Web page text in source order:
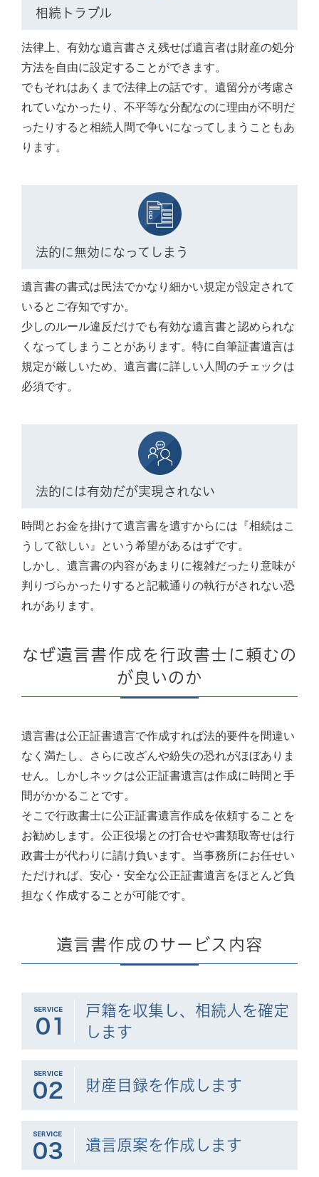
相続トラブル
法律上、有効な遺言書さえ残せば遺言者は財産の処分
方法を自由に設定することができます。
でもそれはあくまで法律上の話です。遺留分が考慮さ
れていなかったり、不平等な分配なのに理由が不明だ
ったりすると相続人間で争いになってしまうこともあ
ります。
法的に無効になってしまう
遺言書の書式は民法でかなり細かい規定が設定されて
いるとご存知ですか。
少しのルール違反だけでも有効な遺言書と認められな
くなってしまうことがあります。特に自筆証書遺言は
規定が厳しいため、遺言書に詳しい人間のチェックは
必須です。
法的には有効だが実現されない
時間とお金を掛けて遺言書を遺すからには『相続はこ
うして欲しい』という希望があるはずです。
しかし、遺言書の内容があまりに複雑だったり意味が
判りづらかったりすると記載通りの執行がされない恐
れがあります。
なぜ遺言書作成を行政書士に頼むの
が良いのか
遺言書は公正証書遺言で作成すれば法的要件を間違い
なく満たし、さらに改ざんや紛失の恐れがほぼありま
せん。しかしネックは公正証書遺言は作成に時間と手
間がかかることです。
そこで行政書士に公正証書遺言作成を依頼することを
お勧めします。公正役場との打合せや書類取寄せは行
政書士が代わりに請け負います。当事務所にお任せい
ただければ、安心・安全な公正証書遺言をほとんど負
担なく作成することが可能です。
遺言書作成のサービス内容
戸籍を収集し、相続人を確定
します
財産目録を作成します
遺言原案を作成します